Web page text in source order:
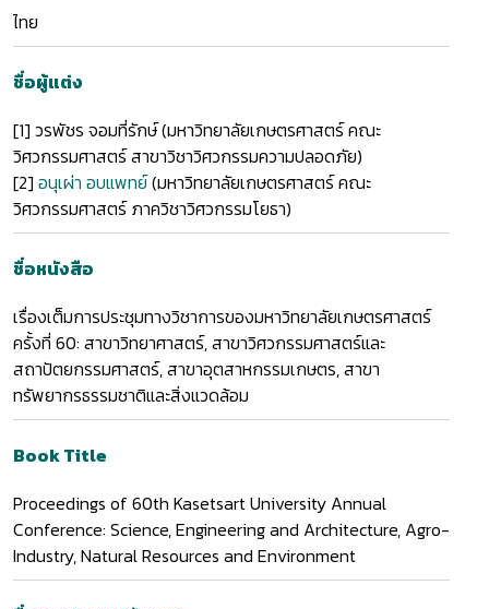
ไทย
ชื่อผู้แต่ง
[1] วรพัชร จอมที่รักษ์ (มหาวิทยาลัยเกษตรศาสตร์ คณะ
วิศวกรรมศาสตร์ สาขาวิชาวิศวกรรมความปลอดภัย)
[2] อนุเผ่า อบแพทย์(มหาวิทยาลัยเกษตรศาสตร์ คณะ
วิศวกรรมศาสตร์ ภาควิชาวิศวกรรมโยธา)
ชื่อหนังสือ
เรื่องเต็มการประชุมทางวิชาการของมหาวิทยาลัยเกษตรศาสตร์
ครั้งที่ 60: สาขาวิทยาศาสตร์, สาขาวิศวกรรมศาสตร์และ
สถาปัตยกรรมศาสตร์, สาขาอุตสาหกรรมเกษตร, สาขา
ทรัพยากรธรรมชาติและสิ่งแวดล้อม
Book Title
Proceedings of 60th Kasetsart University Annual
Conference: Science, Engineering and Architecture, Agro-
Industry, Natural Resources and Environment